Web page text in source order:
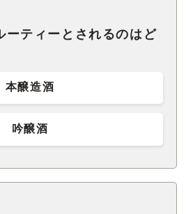
ーティーとされるのはど
本醸造酒
吟醸酒